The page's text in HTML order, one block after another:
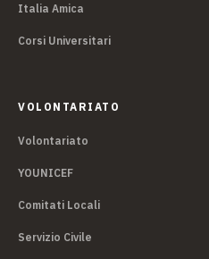
Italia Amica
Corsi Universitari
VOLONTARIATO
Volontariato
YOUNICEF
Comitati Locali
Servizio Civile